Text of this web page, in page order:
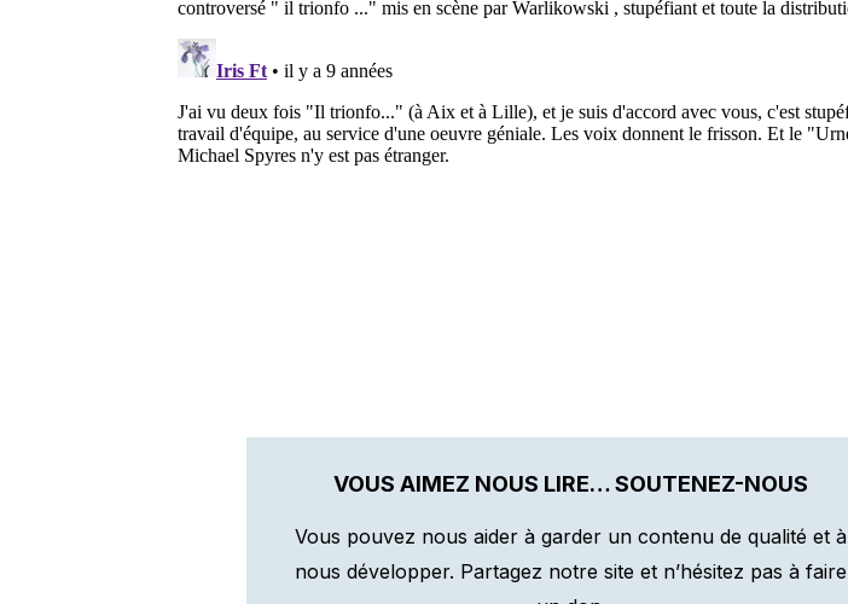
VOUS AIMEZ NOUS LIRE… SOUTENEZ-NOUS
Vous pouvez nous aider à garder un contenu de qualité et à
nous développer. Partagez notre site et n’hésitez pas à faire